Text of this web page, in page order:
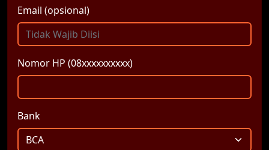
Email (opsional)
Nomor HP (08xxxxxxxxxx)
Bank